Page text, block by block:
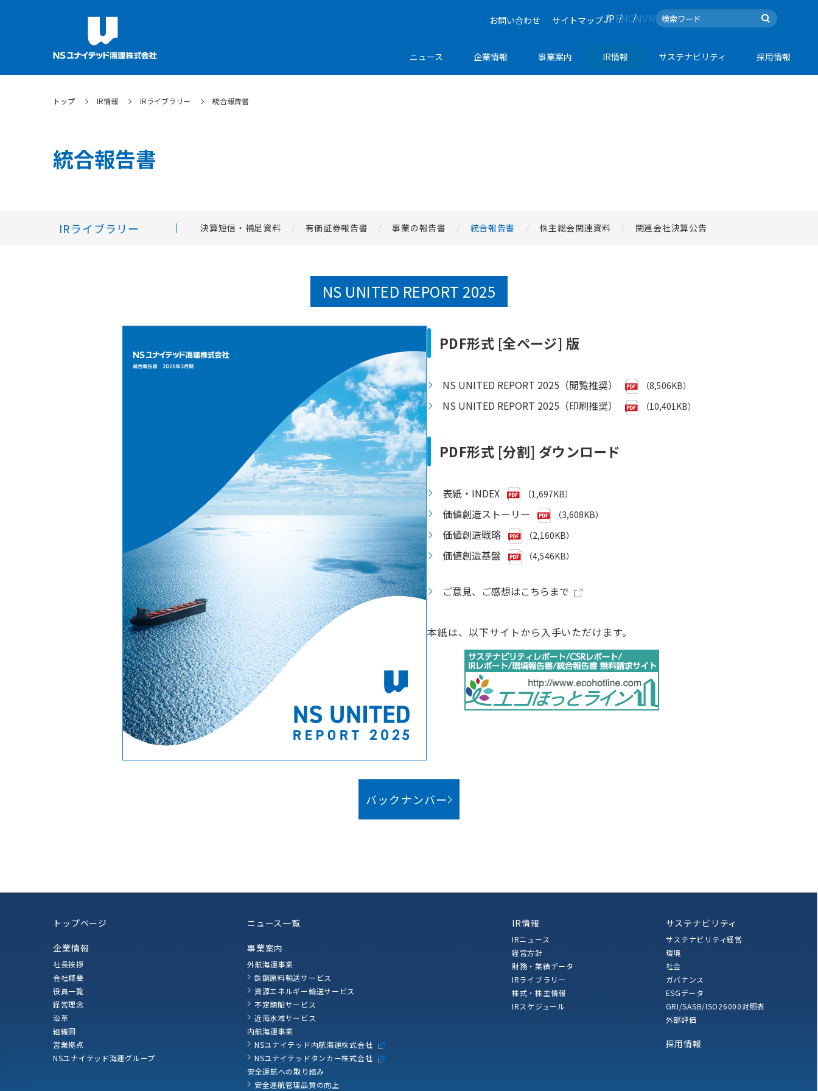
お問い合わせ サイトマップJPENCNVN
ニュース 企業情報 事業案内 IR情報 サステナビリティ 採用情報
トップ IR情報 IRライブラリー 統合報告書
統合報告書
IRライブラリー 決算短信・補足資料 有価証券報告書 事業の報告書 統合報告書 株主総会関連資料 関連会社決算公告
NS UNITED REPORT 2025
PDF形式 [全ページ] 版
NS UNITED REPORT 2025（閲覧推奨） （8,506KB）
NS UNITED REPORT 2025（印刷推奨） （10,401KB）
PDF形式 [分割] ダウンロード
表紙・INDEX （1,697KB）
価値創造ストーリー （3,608KB）
価値創造戦略 （2,160KB）
価値創造基盤 （4,546KB）
ご意見、ご感想はこちらまで
本紙は、以下サイトから入手いただけます。
バックナンバー
トップページ
企業情報
社長挨拶
会社概要
役員一覧
経営理念
沿革
組織図
営業拠点
NSユナイテッド海運グループ
ニュース一覧
事業案内
外航海運事業
鉄鋼原料輸送サービス
資源エネルギー輸送サービス
不定期船サービス
近海水域サービス
内航海運事業
NSユナイテッド内航海運株式会社
NSユナイテッドタンカー株式会社
安全運航への取り組み
安全運航管理品質の向上
IR情報
IRニュース
経営方針
財務・業績データ
IRライブラリー
株式・株主情報
IRスケジュール
サステナビリティ
サステナビリティ経営
環境
社会
ガバナンス
ESGデータ
GRI/SASB/ISO26000対照表
外部評価
採用情報